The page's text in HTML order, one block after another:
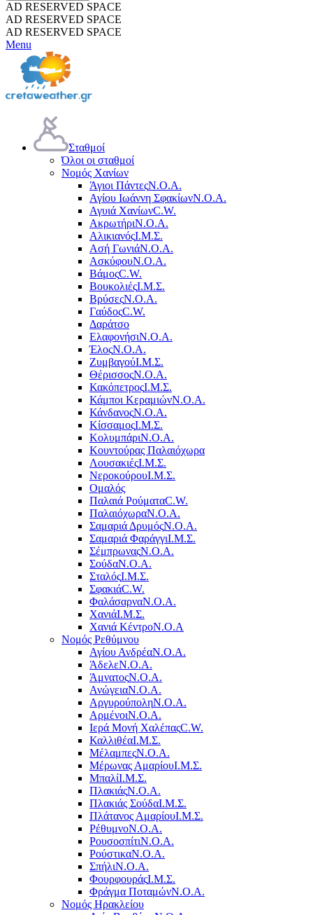
AD RESERVED SPACE
AD RESERVED SPACE
AD RESERVED SPACE
Menu
Σταθμοί
Όλοι οι σταθμοί
Νομός Χανίων
Άγιοι ΠάντεςΝ.Ο.Α.
Αγίου Ιωάννη ΣφακίωνΝ.Ο.Α.
Αγυιά ΧανίωνC.W.
ΑκρωτήριΝ.Ο.Α.
ΑλικιανόςΙ.Μ.Σ.
Ασή ΓωνιάΝ.Ο.Α.
ΑσκύφουΝ.Ο.Α.
ΒάμοςC.W.
ΒουκολιέςΙ.Μ.Σ.
ΒρύσεςΝ.Ο.Α.
ΓαύδοςC.W.
Δαράτσο
ΕλαφονήσιΝ.Ο.Α.
ΈλοςΝ.Ο.Α.
ΖυμβαγούΙ.Μ.Σ.
ΘέρισσοςΝ.Ο.Α.
ΚακόπετροςΙ.Μ.Σ.
Κάμποι ΚεραμιώνΝ.Ο.Α.
ΚάνδανοςΝ.Ο.Α.
ΚίσσαμοςΙ.Μ.Σ.
ΚολυμπάριΝ.Ο.Α.
Κουντούρας Παλαιόχωρα
ΛουσακιέςΙ.Μ.Σ.
ΝεροκούρουΙ.Μ.Σ.
Ομαλός
Παλαιά ΡούματαC.W.
ΠαλαιόχωραΝ.Ο.Α.
Σαμαριά ΔρυμόςΝ.Ο.Α.
Σαμαριά ΦαράγγιΙ.Μ.Σ.
ΣέμπρωναςΝ.Ο.Α.
ΣούδαΝ.Ο.Α.
ΣταλόςΙ.Μ.Σ.
ΣφακιάC.W.
ΦαλάσαρναΝ.Ο.Α.
ΧανιάΙ.Μ.Σ.
Χανιά ΚέντροN.O.A
Νομός Ρεθύμνου
Αγίου ΑνδρέαΝ.Ο.Α.
ΆδελεΝ.Ο.Α.
ΆμνατοςΝ.Ο.Α.
ΑνώγειαΝ.Ο.Α.
ΑργυρούποληΝ.Ο.Α.
ΑρμένοιΝ.Ο.Α.
Ιερά Μονή ΧαλέπαςC.W.
ΚαλλιθέαΙ.Μ.Σ.
ΜέλαμπεςΝ.Ο.Α.
Μέρωνας ΑμαρίουΙ.Μ.Σ.
ΜπαλίΙ.Μ.Σ.
ΠλακιάςΝ.Ο.Α.
Πλακιάς ΣούδαΙ.Μ.Σ.
Πλάτανος ΑμαρίουΙ.Μ.Σ.
ΡέθυμνοΝ.Ο.Α.
ΡουσοσπίτιΝ.Ο.Α.
ΡούστικαΝ.Ο.Α.
ΣπήλιΝ.Ο.Α.
ΦουρφουράςΙ.Μ.Σ.
Φράγμα ΠοταμώνΝ.Ο.Α.
Νομός Ηρακλείου